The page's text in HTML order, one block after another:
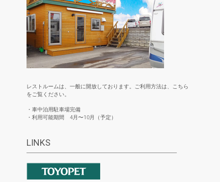
レストルームは、一般に開放しております。ご利用方法は、こちら
をご覧ください。
・車中泊用駐車場完備
・利用可能期間 4月〜10月（予定）
LINKS